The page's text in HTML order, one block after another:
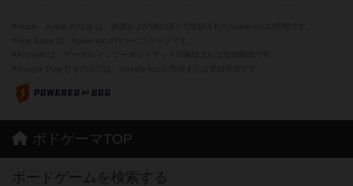
ボドゲーマTOP
ボードゲームを検索する